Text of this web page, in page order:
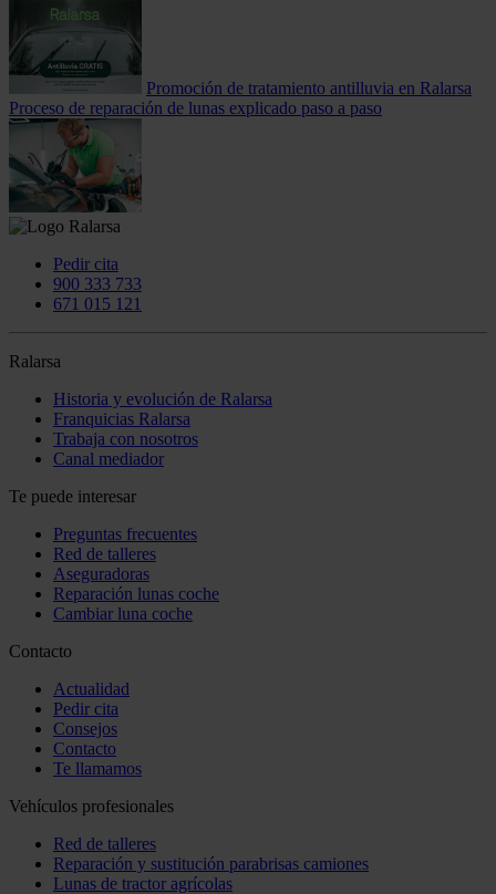
Promoción de tratamiento antilluvia en Ralarsa
Proceso de reparación de lunas explicado paso a paso
Pedir cita
900 333 733
671 015 121
Ralarsa
Historia y evolución de Ralarsa
Franquicias Ralarsa
Trabaja con nosotros
Canal mediador
Te puede interesar
Preguntas frecuentes
Red de talleres
Aseguradoras
Reparación lunas coche
Cambiar luna coche
Contacto
Actualidad
Pedir cita
Consejos
Contacto
Te llamamos
Vehículos profesionales
Red de talleres
Reparación y sustitución parabrisas camiones
Lunas de tractor agrícolas